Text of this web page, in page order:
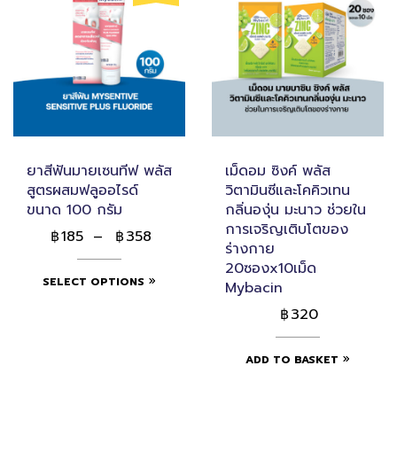
ยาสีฟันมายเซนทีฟ พลัส
สูตรผสมฟลูออไรด์
ขนาด 100 กรัม
฿185 – ฿358
SELECT OPTIONS
เม็ดอม ซิงค์ พลัส
วิตามินซีและโคคิวเทน
กลิ่นองุ่น มะนาว ช่วยใน
การเจริญเติบโตของ
ร่างกาย
20ซองx10เม็ด
Mybacin
฿320
ADD TO BASKET